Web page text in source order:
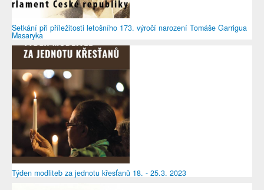
Setkání při příležitosti letošního 173. výročí narození Tomáše Garrigua
Masaryka
Týden modliteb za jednotu křesťanů 18. - 25.3. 2023